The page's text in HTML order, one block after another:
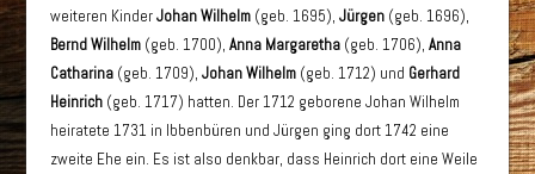
weiteren KinderJohan Wilhelm (geb. 1695),Jürgen (geb. 1696),
Bernd Wilhelm (geb. 1700),Anna Margaretha (geb. 1706),Anna
Catharina (geb. 1709),Johan Wilhelm (geb. 1712) und Gerhard
Heinrich (geb. 1717) hatten. Der 1712 geborene Johan Wilhelm
heiratete 1731 in Ibbenbüren und Jürgen ging dort 1742 eine
zweite Ehe ein. Es ist also denkbar, dass Heinrich dort eine Weile